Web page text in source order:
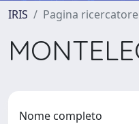
IRIS Pagina ricercatore
Nome completo